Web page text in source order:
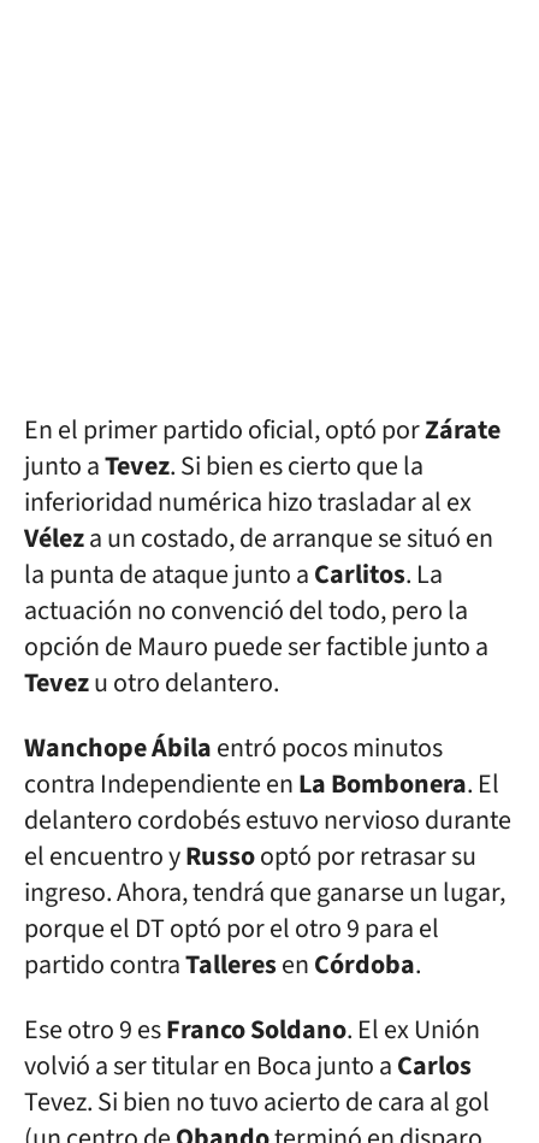
En el primer partido oficial, optó porZárate
junto aTevez. Si bien es cierto que la
inferioridad numérica hizo trasladar al ex
Véleza un costado, de arranque se situó en
la punta de ataque junto aCarlitos. La
actuación no convenció del todo, pero la
opción de Mauro puede ser factible junto a
Tevezu otro delantero.
Wanchope Ábilaentró pocos minutos
contra Independiente enLa Bombonera. El
delantero cordobés estuvo nervioso durante
el encuentro yRussooptó por retrasar su
ingreso. Ahora, tendrá que ganarse un lugar,
porque el DT optó por el otro 9 para el
partido contraTalleresenCórdoba.
Ese otro 9 esFrancoSoldano. El ex Unión
volvió a ser titular en Boca junto aCarlos
Tevez. Si bien no tuvo acierto de cara al gol